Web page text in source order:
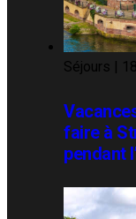
Séjours
faire à
pendant